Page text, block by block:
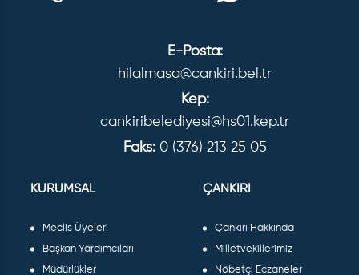
E-Posta:
hilalmasa@cankiri.bel.tr
Kep:
cankiribelediyesi@hs01.kep.tr
Faks: 0 (376) 213 25 05
KURUMSAL
Meclis Üyeleri
Başkan Yardımcıları
Müdürlükler
ÇANKIRI
Çankırı Hakkında
Milletvekillerimiz
Nöbetçi Eczaneler